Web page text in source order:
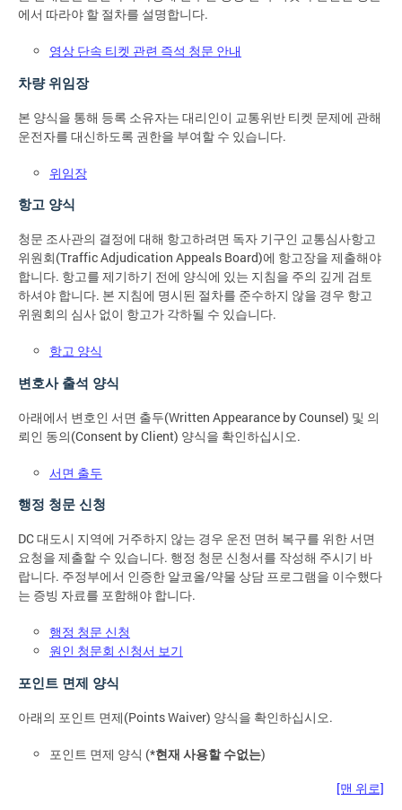
에서 따라야 할 절차를 설명합니다.
영상 단속 티켓 관련 즉석 청문 안내
차량 위임장
본 양식을 통해 등록 소유자는 대리인이 교통위반 티켓 문제에 관해
운전자를 대신하도록 권한을 부여할 수 있습니다.
위임장
항고 양식
청문 조사관의 결정에 대해 항고하려면 독자 기구인 교통심사항고
위원회(Traffic Adjudication Appeals Board)에 항고장을 제출해야
합니다. 항고를 제기하기 전에 양식에 있는 지침을 주의 깊게 검토
하셔야 합니다. 본 지침에 명시된 절차를 준수하지 않을 경우 항고
위원회의 심사 없이 항고가 각하될 수 있습니다.
항고 양식
변호사 출석 양식
아래에서 변호인 서면 출두(Written Appearance by Counsel) 및 의
뢰인 동의(Consent by Client) 양식을 확인하십시오.
서면 출두
행정 청문 신청
DC 대도시 지역에 거주하지 않는 경우 운전 면허 복구를 위한 서면
요청을 제출할 수 있습니다. 행정 청문 신청서를 작성해 주시기 바
랍니다. 주정부에서 인증한 알코올/약물 상담 프로그램을 이수했다
는 증빙 자료를 포함해야 합니다.
행정 청문 신청
원인 청문회 신청서 보기
포인트 면제 양식
아래의 포인트 면제(Points Waiver) 양식을 확인하십시오.
포인트 면제 양식 (*현재 사용할 수없는)
[맨 위로]